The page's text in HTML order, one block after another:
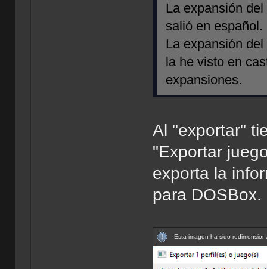
La expansión
salió en
La expansión
la he visto en
expansiones.
Al "exportar"
"Exportar
exporta la
para DOSBox.
Esta imagen ha sido